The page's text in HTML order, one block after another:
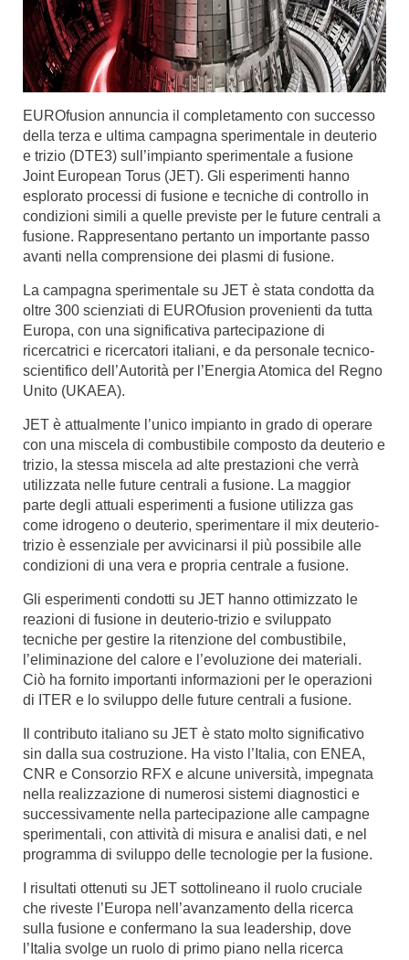
EUROfusion annuncia il completamento con successo
della terza e ultima campagna sperimentale in deuterio
e trizio (DTE3) sull’impianto sperimentale a fusione
Joint European Torus (JET). Gli esperimenti hanno
esplorato processi di fusione e tecniche di controllo in
condizioni simili a quelle previste per le future centrali a
fusione. Rappresentano pertanto un importante passo
avanti nella comprensione dei plasmi di fusione.
La campagna sperimentale su JET è stata condotta da
oltre 300 scienziati di EUROfusion provenienti da tutta
Europa, con una significativa partecipazione di
ricercatrici e ricercatori italiani, e da personale tecnico-
scientifico dell’Autorità per l’Energia Atomica del Regno
Unito (UKAEA).
JET è attualmente l’unico impianto in grado di operare
con una miscela di combustibile composto da deuterio e
trizio, la stessa miscela ad alte prestazioni che verrà
utilizzata nelle future centrali a fusione. La maggior
parte degli attuali esperimenti a fusione utilizza gas
come idrogeno o deuterio, sperimentare il mix deuterio-
trizio è essenziale per avvicinarsi il più possibile alle
condizioni di una vera e propria centrale a fusione.
Gli esperimenti condotti su JET hanno ottimizzato le
reazioni di fusione in deuterio-trizio e sviluppato
tecniche per gestire la ritenzione del combustibile,
l’eliminazione del calore e l’evoluzione dei materiali.
Ciò ha fornito importanti informazioni per le operazioni
di ITER e lo sviluppo delle future centrali a fusione.
Il contributo italiano su JET è stato molto significativo
sin dalla sua costruzione. Ha visto l’Italia, con ENEA,
CNR e Consorzio RFX e alcune università, impegnata
nella realizzazione di numerosi sistemi diagnostici e
successivamente nella partecipazione alle campagne
sperimentali, con attività di misura e analisi dati, e nel
programma di sviluppo delle tecnologie per la fusione.
I risultati ottenuti su JET sottolineano il ruolo cruciale
che riveste l’Europa nell’avanzamento della ricerca
sulla fusione e confermano la sua leadership, dove
l’Italia svolge un ruolo di primo piano nella ricerca